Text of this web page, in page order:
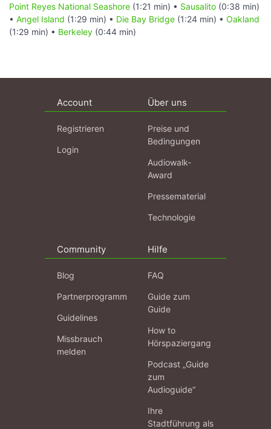
Point Reyes National Seashore (1:21 min) • Sausalito (0:38 min)
• Angel Island (1:29 min) • Die Bay Bridge (1:24 min) • Oakland
(1:29 min) • Berkeley (0:44 min)
Account
Registrieren
Login
Über uns
Preise und
Bedingungen
Audiowalk-
Award
Pressematerial
Technologie
Community
Blog
Partnerprogramm
Guidelines
Missbrauch
melden
Hilfe
FAQ
Guide zum
Guide
How to
Hörspaziergang
Podcast „Guide
zum
Audioguide“
Ihre
Stadtführung als